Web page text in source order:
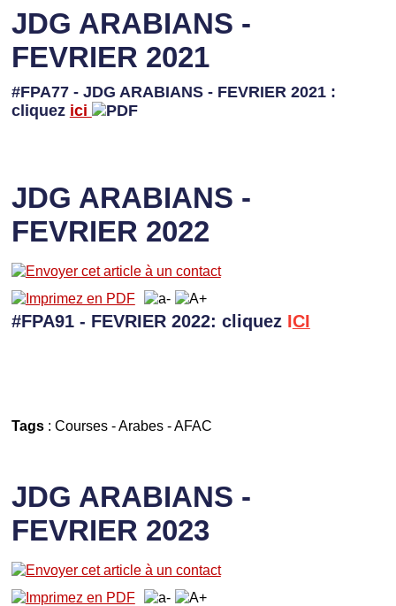
JDG ARABIANS -
FEVRIER 2021
#FPA77 - JDG ARABIANS - FEVRIER 2021 :
cliquez ici
JDG ARABIANS -
FEVRIER 2022
#FPA91 - FEVRIER 2022: cliquez ICI
Tags: Courses-Arabes-AFAC
JDG ARABIANS -
FEVRIER 2023